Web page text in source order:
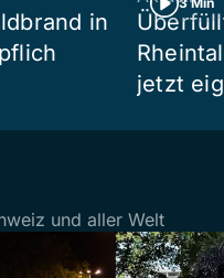
in
jetzt
und aller Welt